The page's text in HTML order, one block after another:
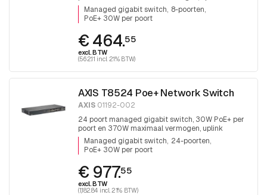
2xRJ45 en 2x SFP, fanless
Managed gigabit switch 8-poorten
PoE+ 30W per poort
€ 464.55
excl. BTW
(562.11 incl. 21% BTW)
AXIS T8524 Poe+ Network Switch
AXIS 01192-002
24 poort managed gigabit switch, 30W PoE+ per
poort en 370W maximaal vermogen, uplink
2xRJ45 en 2x SFP.
Managed gigabit switch 24-poorten
PoE+ 30W per poort
€ 977.55
excl. BTW
(1,182.84 incl. 21% BTW)